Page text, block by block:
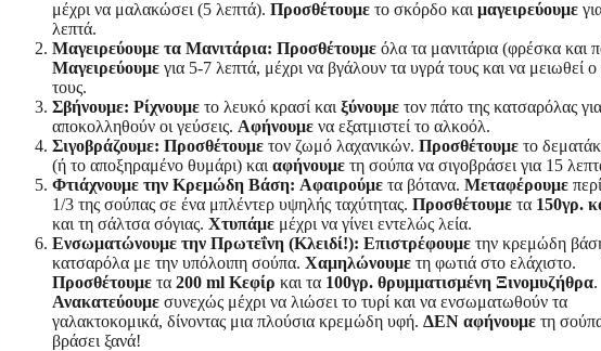
μέχρι να μαλακώσει (5 λεπτά). Προσθέτουμετο σκόρδο και μαγειρεύουμε
λεπτά.
Μαγειρεύουμε τα Μανιτάρια: Προσθέτουμεόλα τα μανιτάρια (φρέσκα και
Μαγειρεύουμεγια 5-7 λεπτά, μέχρι να βγάλουν τα υγρά τους και να μειωθεί ο
τους.
Σβήνουμε: Ρίχνουμετο λευκό κρασί και ξύνουμετον πάτο της κατσαρόλας
αποκολληθούν οι γεύσεις. Αφήνουμενα εξατμιστεί το αλκοόλ.
Σιγοβράζουμε: Προσθέτουμετον ζωμό λαχανικών. Προσθέτουμετο
(ή το αποξηραμένο θυμάρι) και αφήνουμετη σούπα να σιγοβράσει για 15
Φτιάχνουμε την Κρεμώδη Βάση: Αφαιρούμετα βότανα. Μεταφέρουμε
1/3 της σούπας σε ένα μπλέντερ υψηλής ταχύτητας. Προσθέτουμετα 150γρ.
και τη σάλτσα σόγιας. Χτυπάμεμέχρι να γίνει εντελώς λεία.
Ενσωματώνουμε την Πρωτεΐνη (Κλειδί!): Επιστρέφουμετην κρεμώδη
κατσαρόλα με την υπόλοιπη σούπα. Χαμηλώνουμετη φωτιά στο ελάχιστο.
Προσθέτουμετα 200 ml Κεφίρ και τα 100γρ. θρυμματισμένη Ξινομυζήθρα.
Ανακατεύουμεσυνεχώς μέχρι να λιώσει το τυρί και να ενσωματωθούν τα
γαλακτοκομικά, δίνοντας μια πλούσια κρεμώδη υφή. ΔΕΝ αφήνουμετη
βράσει ξανά!